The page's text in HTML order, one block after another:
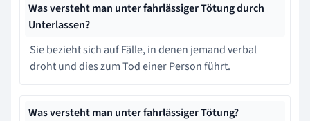
Was versteht man unter fahrlässiger Tötung durch
Unterlassen?
Sie bezieht sich auf Fälle, in denen jemand verbal
droht und dies zum Tod einer Person führt.
Was versteht man unter fahrlässiger Tötung?